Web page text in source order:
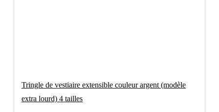
Tringle de vestiaire extensible couleur argent (modèle
extra lourd) 4 tailles